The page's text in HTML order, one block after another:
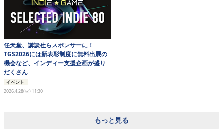
任天堂、講談社らスポンサーに！
TGS2026には新表彰制度に無料出展の
機会など、インディー支援企画が盛り
だくさん
イベント
2026.4.28(火) 11:30
もっと見る